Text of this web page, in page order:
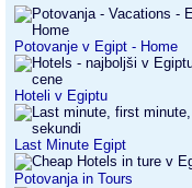
Potovanje v Egipt - Home
Hoteli v Egiptu
Last Minute Egipt
Potovanja in Tours